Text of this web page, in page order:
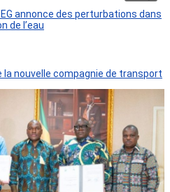
annonce des perturbations dans
de l’eau
la nouvelle compagnie de transport